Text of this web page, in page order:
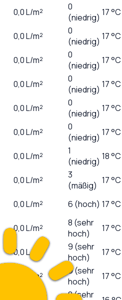
0,0L/m²
0
(niedrig) 17 °C
0,0L/m²
0
(niedrig) 17 °C
0,0L/m²
0
(niedrig) 17 °C
0,0L/m²
0
(niedrig) 17 °C
0,0L/m²
0
(niedrig) 17 °C
0,0L/m²
0
(niedrig) 17 °C
0,0L/m²
1
(niedrig) 18 °C
0,0L/m²
3
(mäßig) 17 °C
0,0L/m² 6 (hoch) 17 °C
0,0L/m²
8 (sehr
hoch)
17 °C
0,0L/m²
9 (sehr
hoch)
17 °C
L/m²
9 (sehr
hoch)
17 °C
8 (sehr